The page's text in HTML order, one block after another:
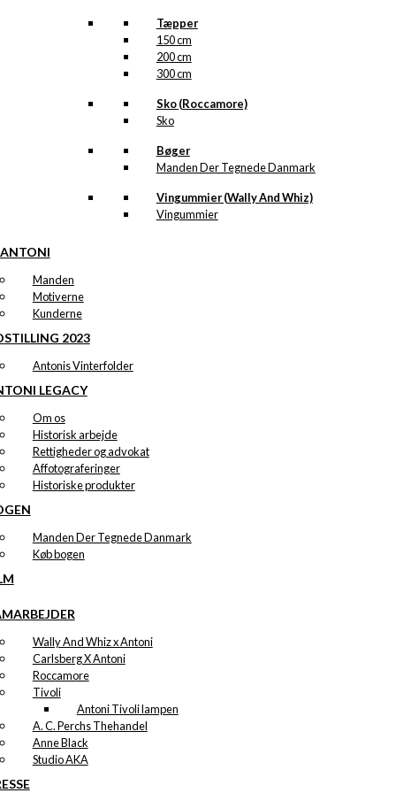
Tæpper
150 cm
200 cm
300 cm
Sko (Roccamore)
Sko
Bøger
Manden Der Tegnede Danmark
Vingummier (Wally And Whiz)
Vingummier
Manden
Motiverne
Kunderne
2023
Antonis Vinterfolder
LEGACY
Om os
Historisk arbejde
Rettigheder og advokat
Affotograferinger
Historiske produkter
Manden Der Tegnede Danmark
Køb bogen
Wally And Whiz x Antoni
Carlsberg X Antoni
Roccamore
Tivoli
Antoni Tivoli lampen
A. C. Perchs Thehandel
Anne Black
Studio AKA